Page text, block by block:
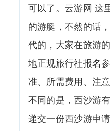
可以了。云游网 这
的游艇，不然的话
代的，大家在旅游
地正规旅行社报名
准、所需费用、注
不同的是，西沙游
递交一份西沙游申